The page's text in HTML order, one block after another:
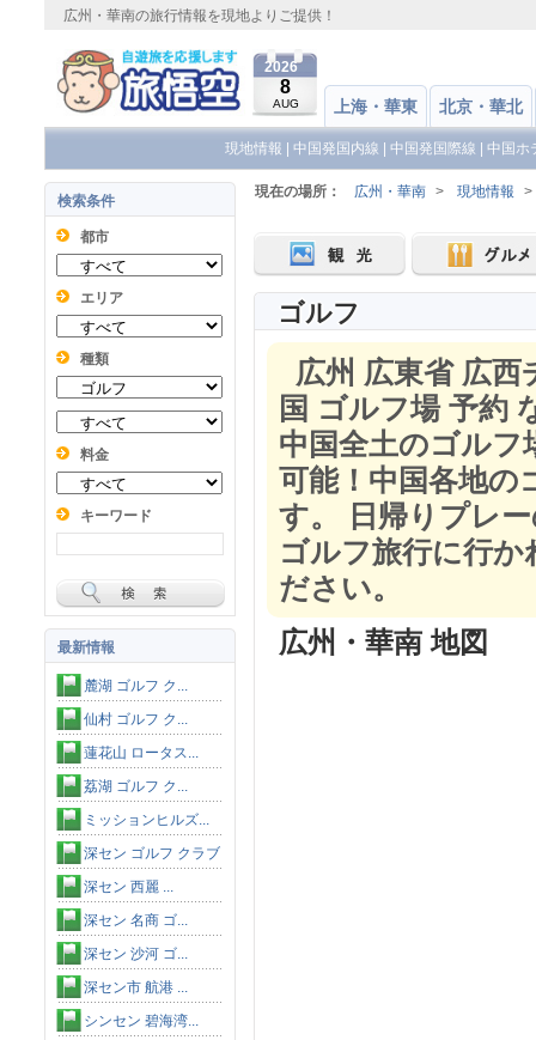
広州・華南の旅行情報を現地よりご提供！
2026
8
AUG 上海・華東 北京・華北
現地情報 中国発国内線 中国発国際線 中国ホ
検索条件
都市
エリア
種類
料金
キーワード
最新情報
麓湖 ゴルフ ク...
仙村 ゴルフ ク...
蓮花山 ロータス...
荔湖 ゴルフ ク...
ミッションヒルズ...
深セン ゴルフ クラブ
深セン 西麗 ...
深セン 名商 ゴ...
深セン 沙河 ゴ...
深セン市 航港 ...
シンセン 碧海湾...
現在の場所： 広州・華南 > 現地情報 >
ゴルフ
広州 広東省 広西
国 ゴルフ場 予約
中国全土のゴルフ
可能！中国各地の
す。 日帰りプレ
ゴルフ旅行に行
ださい。
広州・華南 地図